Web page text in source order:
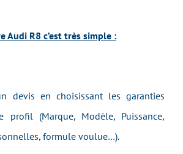
Audi R8 c’est très simple :
devis en choisissant les garanties
profil (Marque, Modèle, Puissance,
formule voulue…).